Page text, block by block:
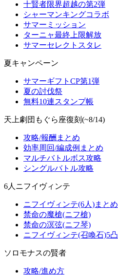
十賢者限界超越の第2弾
シャーマンキングコラボ
サマーミッション
ターニャ最終上限解放
サマーセレクトスタレ
夏キャンペーン
サマーギフトCP第1弾
夏の討伐祭
無料10連スタンプ帳
天上劇団もぐら座復刻(~8/14)
攻略/報酬まとめ
効率周回/編成例まとめ
マルチバトルボス攻略
シングルバトル攻略
6人ニフイヴィンテ
ニフイヴィンテ(6人)まとめ
禁命の魔槍(ニフ槍)
禁命の溟弦(ニフ琴)
ニフイヴィンテ(召喚石)5凸
ソロモナスの賢者
攻略/進め方